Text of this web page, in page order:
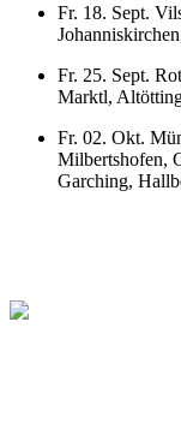
Fr. 18. Sept.
Fr. 25. Sept.
Marktl,
Fr. 02. Okt.
Milbertshofen,
Garching,